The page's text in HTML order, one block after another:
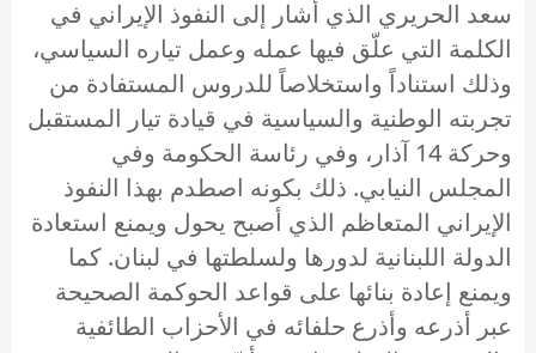
سعد الحريري الذي أشار إلى النفوذ الإيراني في
الكلمة التي علّق فيها عمله وعمل تياره السياسي،
وذلك استناداً واستخلاصاً للدروس المستفادة من
تجربته الوطنية والسياسية في قيادة تيار المستقبل
وحركة 14 آذار، وفي رئاسة الحكومة وفي
المجلس النيابي. ذلك بكونه اصطدم بهذا النفوذ
الإيراني المتعاظم الذي أصبح يحول ويمنع استعادة
الدولة اللبنانية لدورها ولسلطتها في لبنان. كما
ويمنع إعادة بنائها على قواعد الحوكمة الصحيحة
عبر أذرعه وأذرع حلفائه في الأحزاب الطائفية